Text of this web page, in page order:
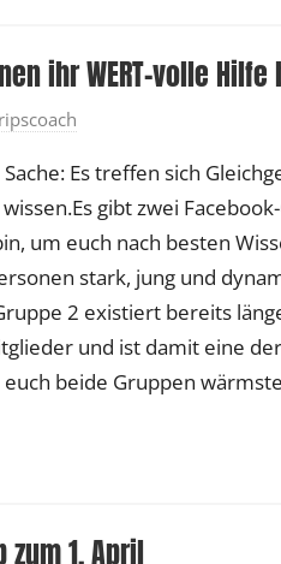
ihr WERT-volle
Es treffen sich
gibt zwei
um euch nach besten
stark, jung und
2 existiert bereits
und ist damit eine
beide Gruppen
1. April